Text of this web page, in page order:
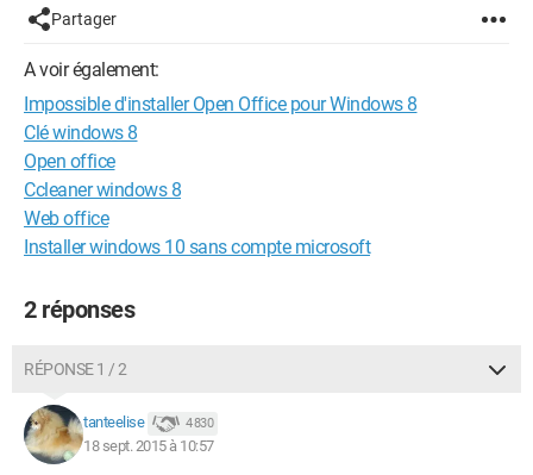
Toute aide sera la bienvenue, merci aux âmes charitables qui
accepteront de se pencher sur mes petites misères car pour
Windows, les carottes sont qu'8... arfff!!!
Partager
A voir également:
Impossible d'installer Open Office pour Windows 8
Clé windows 8
Open office
Ccleaner windows 8
Web office
Installer windows 10 sans compte microsoft
2 réponses
RÉPONSE 1 / 2
tanteelise 4 830
18 sept. 2015 à 10:57